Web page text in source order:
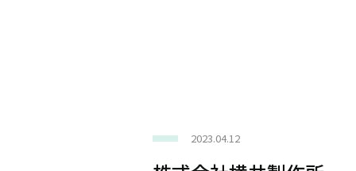
2023.04.12